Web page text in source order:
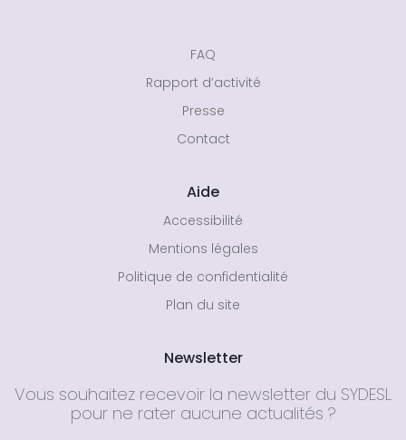
FAQ
Rapport d’activité
Presse
Contact
Aide
Accessibilité
Mentions légales
Politique de confidentialité
Plan du site
Newsletter
Vous souhaitez recevoir la newsletter du SYDESL
pour ne rater aucune actualités ?